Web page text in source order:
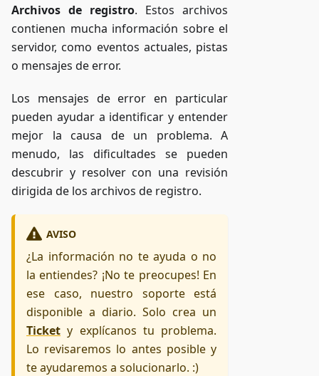
Archivos de registro. Estos archivos
contienen mucha información sobre el
servidor, como eventos actuales, pistas
o mensajes de error.
Los mensajes de error en particular
pueden ayudar a identificar y entender
mejor la causa de un problema. A
menudo, las dificultades se pueden
descubrir y resolver con una revisión
dirigida de los archivos de registro.
AVISO
¿La información no te ayuda o no
la entiendes? ¡No te preocupes! En
ese caso, nuestro soporte está
disponible a diario. Solo crea un
Ticket y explícanos tu problema.
Lo revisaremos lo antes posible y
te ayudaremos a solucionarlo. :)